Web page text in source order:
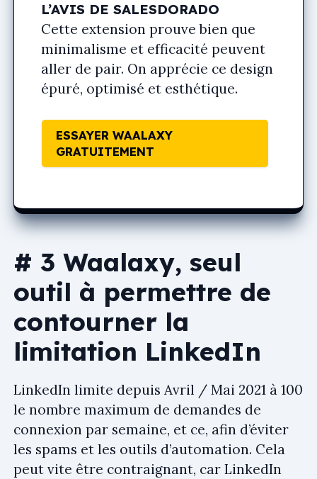
L’AVIS DE SALESDORADO
Cette extension prouve bien que
minimalisme et efficacité peuvent
aller de pair. On apprécie ce design
épuré, optimisé et esthétique.
ESSAYER WAALAXY
GRATUITEMENT
# 3 Waalaxy, seul
outil à permettre de
contourner la
limitation LinkedIn
LinkedIn limite depuis Avril / Mai 2021 à 100
le nombre maximum de demandes de
connexion par semaine, et ce, afin d’éviter
les spams et les outils d’automation. Cela
peut vite être contraignant, car LinkedIn